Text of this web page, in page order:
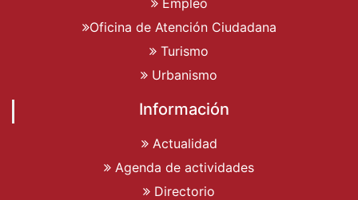
Oficina de Atención Ciudadana
Turismo
Urbanismo
Información
Actualidad
Agenda de actividades
Directorio